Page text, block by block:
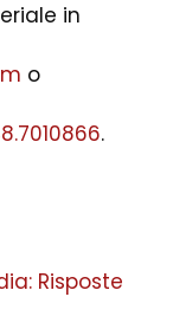
in
o
.
Risposte